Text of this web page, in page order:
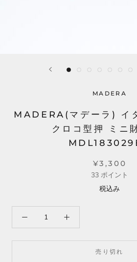
MADERA
MADERA(マデーラ) イ
クロコ型押 ミニ
¥3,300
33 ポイント
税込み
売り切れ